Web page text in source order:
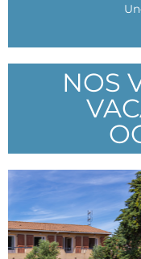
NOS